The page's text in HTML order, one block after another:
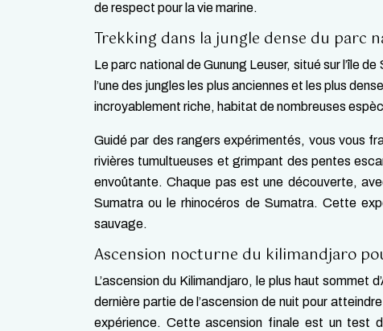
de respect pour la vie marine.
Trekking dans la jungle dense du parc
Le parc national de Gunung Leuser, situé sur l’île
l’une des jungles les plus anciennes et les plus
incroyablement riche, habitat de nombreuses
Guidé par des rangers expérimentés, vous vous
rivières tumultueuses et grimpant des pentes
envoûtante. Chaque pas est une découverte,
Sumatra ou le rhinocéros de Sumatra. Cette
sauvage.
Ascension nocturne du kilimandjaro
L’ascension du Kilimandjaro, le plus haut sommet
dernière partie de l’ascension de nuit pour
expérience. Cette ascension finale est un test